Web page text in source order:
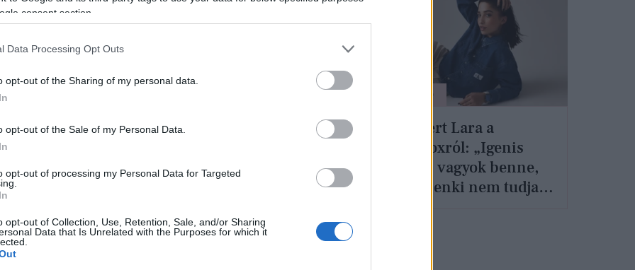
consent section.
Data Processing Opt Outs
opt-out of the Sharing of my personal data.
opt-out of the Sale of my Personal Data.
opt-out of processing my Personal Data for Targeted
opt-out of Collection, Use, Retention, Sale, and/or Sharing
Data that Is Unrelated with the Purposes for which it
herceg
videójától
a szavunk:
küszködött a
király
Palvin Barbara
minden képzeletet
felülmúl, így még nem
modellt
Schóbert Lara a
Sztárboxról: „Igenis
sikeres vagyok benne,
és ezt senki nem tudja